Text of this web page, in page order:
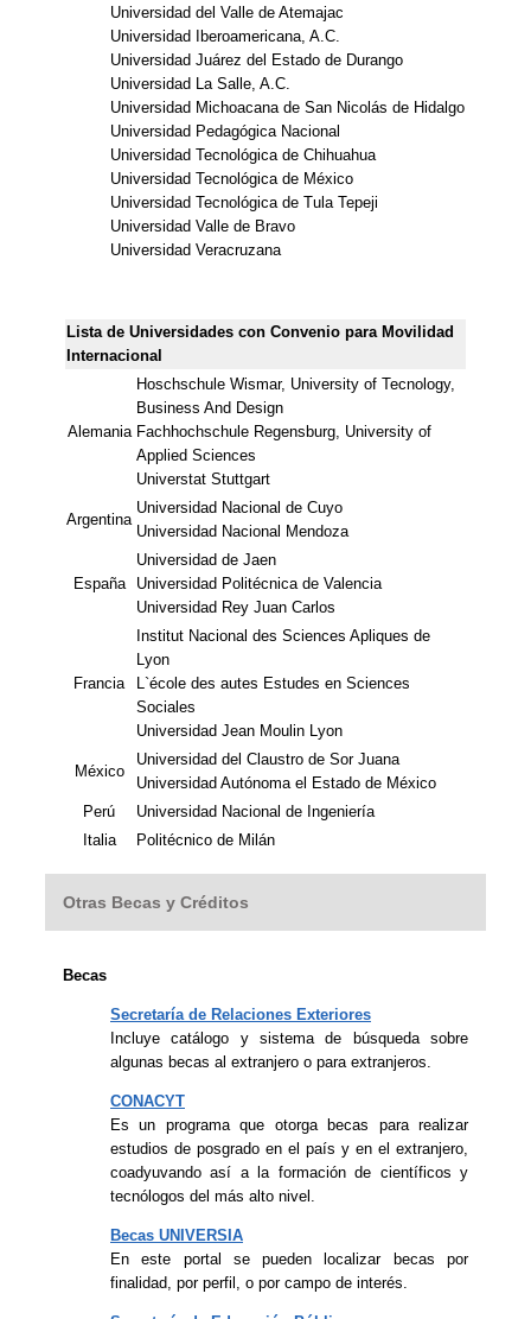
Universidad del Valle de Atemajac
Universidad Iberoamericana, A.C.
Universidad Juárez del Estado de Durango
Universidad La Salle, A.C.
Universidad Michoacana de San Nicolás de Hidalgo
Universidad Pedagógica Nacional
Universidad Tecnológica de Chihuahua
Universidad Tecnológica de México
Universidad Tecnológica de Tula Tepeji
Universidad Valle de Bravo
Universidad Veracruzana
Lista de Universidades con Convenio para Movilidad
Internacional
Alemania
Hoschschule Wismar, University of Tecnology,
Business And Design
Fachhochschule Regensburg, University of
Applied Sciences
Universtat Stuttgart
Argentina
Universidad Nacional de Cuyo
Universidad Nacional Mendoza
España
Universidad de Jaen
Universidad Politécnica de Valencia
Universidad Rey Juan Carlos
Francia
Institut Nacional des Sciences Apliques de
Lyon
L`école des autes Estudes en Sciences
Sociales
Universidad Jean Moulin Lyon
México
Universidad del Claustro de Sor Juana
Universidad Autónoma el Estado de México
Perú
Universidad Nacional de Ingeniería
Italia
Politécnico de Milán
Otras Becas y Créditos
Becas
Secretaría de Relaciones Exteriores
Incluye catálogo y sistema de búsqueda sobre
algunas becas al extranjero o para extranjeros.
CONACYT
Es un programa que otorga becas para realizar
estudios de posgrado en el país y en el extranjero,
coadyuvando así a la formación de científicos y
tecnólogos del más alto nivel.
Becas UNIVERSIA
En este portal se pueden localizar becas por
finalidad, por perfil, o por campo de interés.